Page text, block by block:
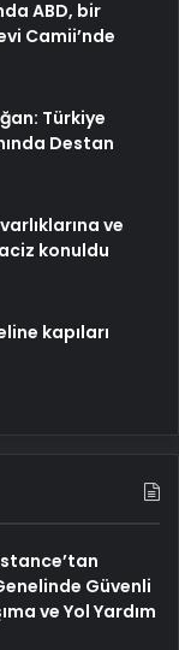
ABD, bir
Camii’nde
Türkiye
Destan
ve
konuldu
kapıları
Güvenli
ve Yol Yardım